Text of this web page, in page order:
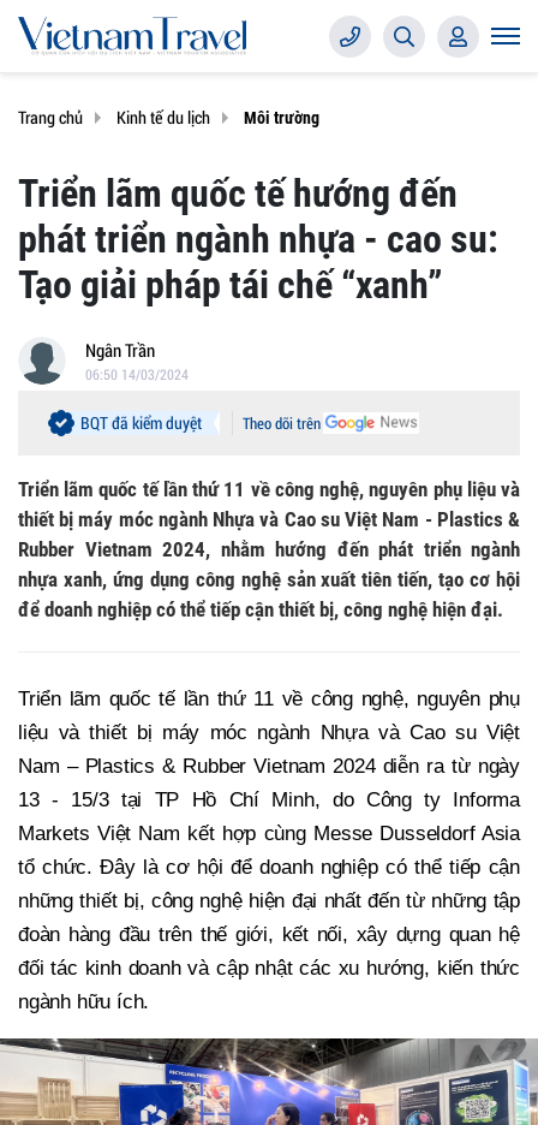
Trang chủ Kinh tế du lịch Môi trường
Triển lãm quốc tế hướng đến
phát triển ngành nhựa - cao su:
Tạo giải pháp tái chế “xanh”
Ngân Trần
06:50 14/03/2024
Theo dõi trên
BQT đã kiểm duyệt
Triển lãm quốc tế lần thứ 11 về công nghệ, nguyên phụ liệu và
thiết bị máy móc ngành Nhựa và Cao su Việt Nam - Plastics &
Rubber Vietnam 2024, nhằm hướng đến phát triển ngành
nhựa xanh, ứng dụng công nghệ sản xuất tiên tiến, tạo cơ hội
để doanh nghiệp có thể tiếp cận thiết bị, công nghệ hiện đại.
Triển lãm quốc tế lần thứ 11 về công nghệ, nguyên phụ
liệu và thiết bị máy móc ngành Nhựa và Cao su Việt
Nam – Plastics & Rubber Vietnam 2024 diễn ra từ ngày
13 - 15/3 tại TP Hồ Chí Minh, do Công ty Informa
Markets Việt Nam kết hợp cùng Messe Dusseldorf Asia
tổ chức. Đây là cơ hội để doanh nghiệp có thể tiếp cận
những thiết bị, công nghệ hiện đại nhất đến từ những tập
đoàn hàng đầu trên thế giới, kết nối, xây dựng quan hệ
đối tác kinh doanh và cập nhật các xu hướng, kiến thức
ngành hữu ích.